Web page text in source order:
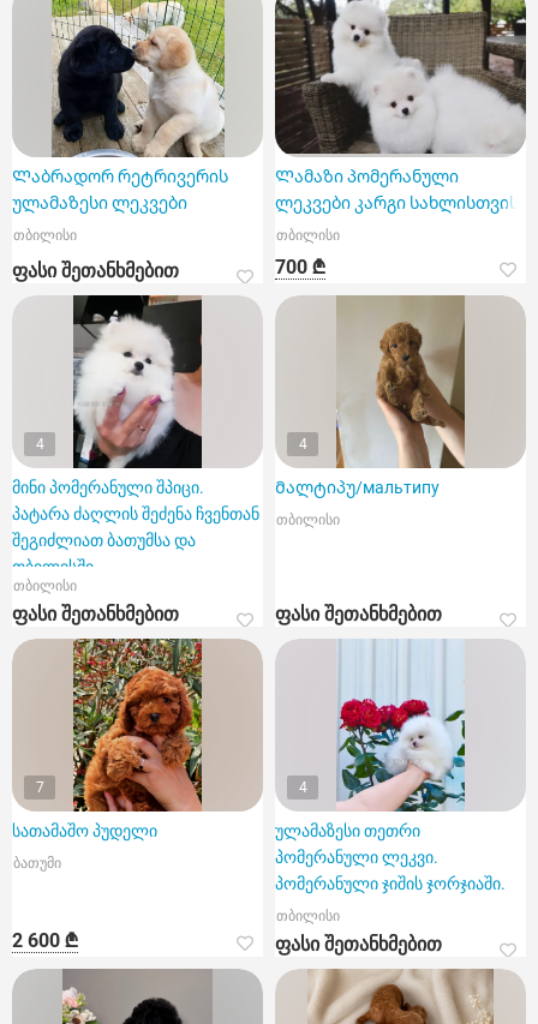
Ლაბრადორ რეტრივერის
ულამაზესი ლეკვები
თბილისი
ფასი შეთანხმებით
Ლამაზი პომერანული
ლეკვები კარგი სახლისთვის
თბილისი
700 ₾
4
მინი პომერანული შპიცი.
პატარა ძაღლის შეძენა ჩვენთან
შეგიძლიათ ბათუმსა და
თბილისში.
თბილისი
ფასი შეთანხმებით
4
Მალტიპუ/мальтипу
თბილისი
ფასი შეთანხმებით
7
სათამაშო პუდელი
ბათუმი
2 600 ₾
4
ულამაზესი თეთრი
პომერანული ლეკვი.
პომერანული ჯიშის ჯორჯიაში.
თბილისი
ფასი შეთანხმებით